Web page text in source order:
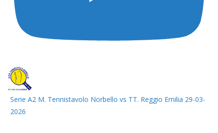
Serie A2 M. Tennistavolo Norbello vs TT. Reggio Emilia 29-03-
2026